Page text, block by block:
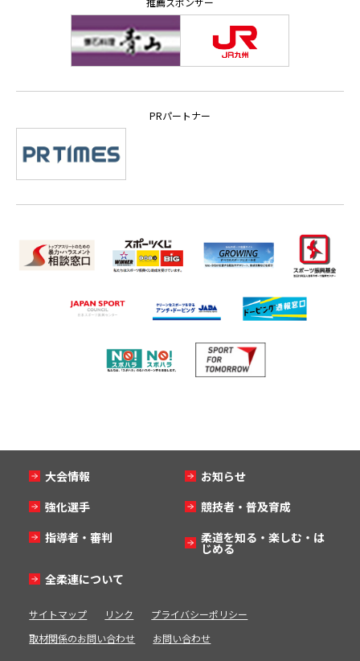
PRパートナー
大会情報
お知らせ
強化選手
競技者・普及育成
指導者・審判
柔道を知る・楽しむ・は
じめる
全柔連について
サイトマップ リンク
プライバシーポリシー
取材関係のお問い合わせ
お問い合わせ